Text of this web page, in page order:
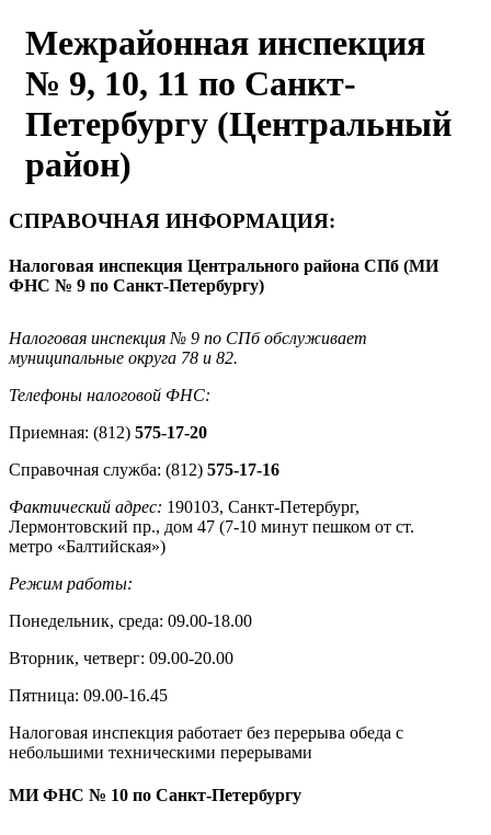
Межрайонная инспекция
№ 9, 10, 11 по Санкт-
Петербургу (Центральный
район)
СПРАВОЧНАЯ ИНФОРМАЦИЯ:
Налоговая инспекция Центрального района СПб (МИ
ФНС № 9 по Санкт-Петербургу)
Налоговая инспекция № 9 по СПб обслуживает
муниципальные округа 78 и 82.
Телефоны налоговой ФНС:
Приемная: (812) 575-17-20
Справочная служба: (812) 575-17-16
Фактический адрес: 190103, Санкт-Петербург,
Лермонтовский пр., дом 47 (7-10 минут пешком от ст.
метро «Балтийская»)
Режим работы:
Понедельник, среда: 09.00-18.00
Вторник, четверг: 09.00-20.00
Пятница: 09.00-16.45
Налоговая инспекция работает без перерыва обеда с
небольшими техническими перерывами
МИ ФНС № 10 по Санкт-Петербургу